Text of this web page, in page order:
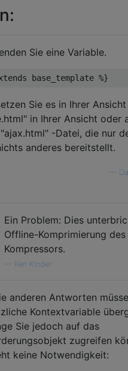
Sie eine Variable.
Sie es in Ihrer
in Ihrer Ansicht oder
-Datei, die nur
anderes bereitstellt.
Ein Problem: Dies
Offline-Komprimierung
Kompressors.
Ken Kinder
anderen Antworten
Kontextvariable
Sie jedoch auf das
zugreifen
keine Notwendigkeit: